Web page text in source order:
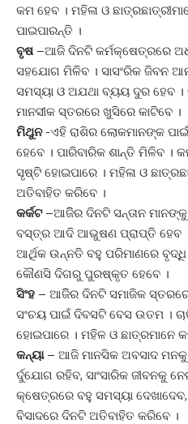
କମ ହେବ । ମହିଳା ଓ
ପାଇପାରନ୍ତି ।
ବୃଷ –ଆଜି ଦିନଟି କର୍ମକ୍ଷେତ୍ରରେ
ସହଯୋଗ ମିଳିବ । ସାସଂରିକ ଜିବନ
ସମସ୍ୟା ଓ ଅଯଥା ବ୍ୟୟ ଦୁର ହେବ ।
ମାନସୀକ ସ୍ତରରେ ଖୁସିରେ କାଟିବେ ।
ମିଥୁନ-ଏହି ରାଶିର ଲୋକମାନଙ୍କ
ହେବେ । ପାରିବାରିକ ଶାନ୍ତି ମିଳିବ
ସୃଷ୍ଟି ହୋଇପାରେ । ମହିଳା ଓ
ଅତିବାହିତ କରିବେ ।
କର୍କଟ–ଆଜିିର ଦିନଟି ସନ୍ତାନ
ବସ୍ତ୍ର ଆଦି ଆଭୁଷଣ ପ୍ରାପ୍ତି ହେବ
ଆର୍ଥିକ ଉନ୍ନତି ବହୁ ପରିମାଣରେ ବୃଦ୍ଧି
କୌଣସି ଦିଗରୁ ପୁରଷ୍କୃତ ହେବେ ।
ସିଂହ – ଆଜିିର ଦିନଟି ସମାଜିକ
ସଂଚୟ ପାଇଁ ଦିବସଟି ବେସ ଉତମ ।
ହୋଇପାରେ । ମହିଳ ଓ ଛାତ୍ରମାନେ
କନ୍ୟା– ଆଜି ମାନସିକ ଅବସାଦ ମନକୁ
ର୍ଦୁଯୋଗ ରହିବ, ସାଂସାରିକ ଜୀବନକୁ
କ୍ଷେତ୍ରରେ ବହୁ ସମସ୍ୟା ଦେଖାଦେବ,
ବିସାଦରେ ଦିନଟି ଅତିବାହିତ କରିବେ ।